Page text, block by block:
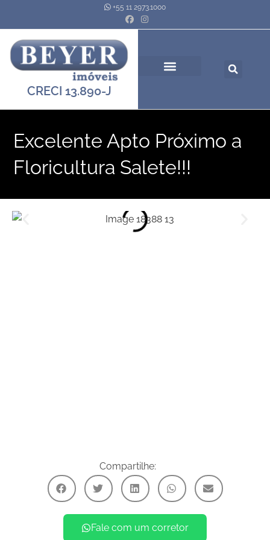
+55 11 2973.1000
CRECI 13.890-J
Excelente Apto Próximo a
Floricultura Salete!!!
Compartilhe:
Fale com um corretor